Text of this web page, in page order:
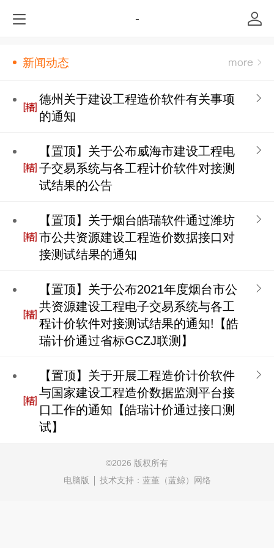
-
新闻动态
德州关于建设工程造价软件有关事项
的通知
【置顶】关于公布威海市建设工程电
子交易系统与各工程计价软件对接测
试结果的公告
【置顶】关于烟台皓瑞软件通过潍坊
市公共资源建设工程造价数据接口对
接测试结果的通知
【置顶】关于公布2021年度烟台市公
共资源建设工程电子交易系统与各工
程计价软件对接测试结果的通知!【皓
瑞计价通过省标GCZJ联测】
【置顶】关于开展工程造价计价软件
与国家建设工程造价数据监测平台接
口工作的通知【皓瑞计价通过接口测
试】
©2026 版权所有
电脑版
技术支持： 蓝堇（蓝鲸）网络